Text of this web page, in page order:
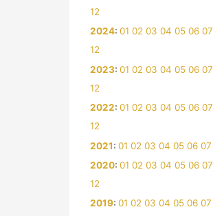
12
2024: 01 02 03 04 05 06 07
12
2023: 01 02 03 04 05 06 07
12
2022: 01 02 03 04 05 06 07
12
2021: 01 02 03 04 05 06 07
2020: 01 02 03 04 05 06 07
12
2019: 01 02 03 04 05 06 07